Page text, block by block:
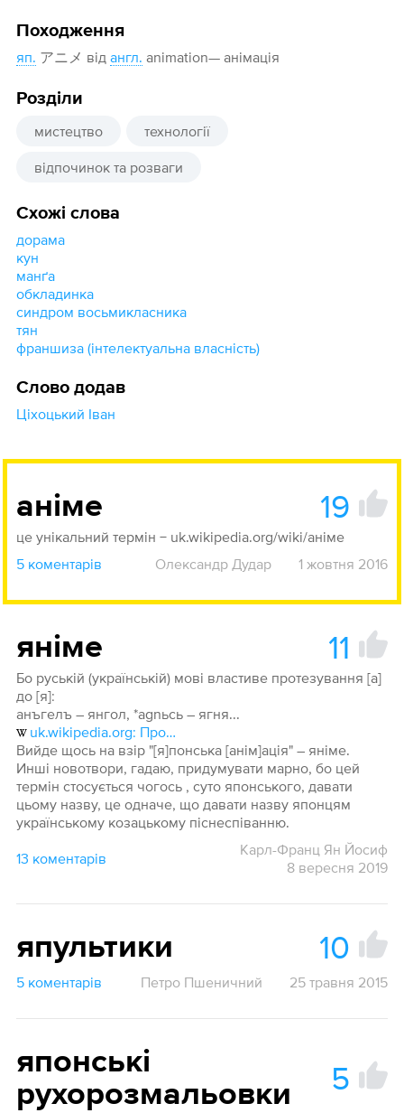
Походження
яп. アニメ від англ. animation— анімація
Розділи
мистецтво технології
відпочинок та розваги
Схожі слова
дорама
кун
манґа
обкладинка
синдром восьмикласника
тян
франшиза (інтелектуальна власність)
Слово додав
Ціхоцький Іван
аніме 19
це унікальний термін − uk.wikipedia.org/wiki/аніме
5 коментарів
Олександр Дудар 1 жовтня 2016
яніме 11
Бо руській (українській) мові властиве протезування [а]
до [я]:
анъгелъ – янгол, *agnьcь – ягня...
uk.wikipedia.org: Протеза
Вийде щось на взір "[я]понська [анім]ація" – яніме.
Инші новотвори, гадаю, придумувати марно, бо цей
термін стосується чогось , суто японського, давати
цьому назву, це одначе, що давати назву японцям
українському козацькому піснеспіванню.
13 коментарів
Карл-Франц Ян Йосиф
8 вересня 2019
япультики 10
5 коментарів Петро Пшеничний 25 травня 2015
японські
рухорозмальовки
5